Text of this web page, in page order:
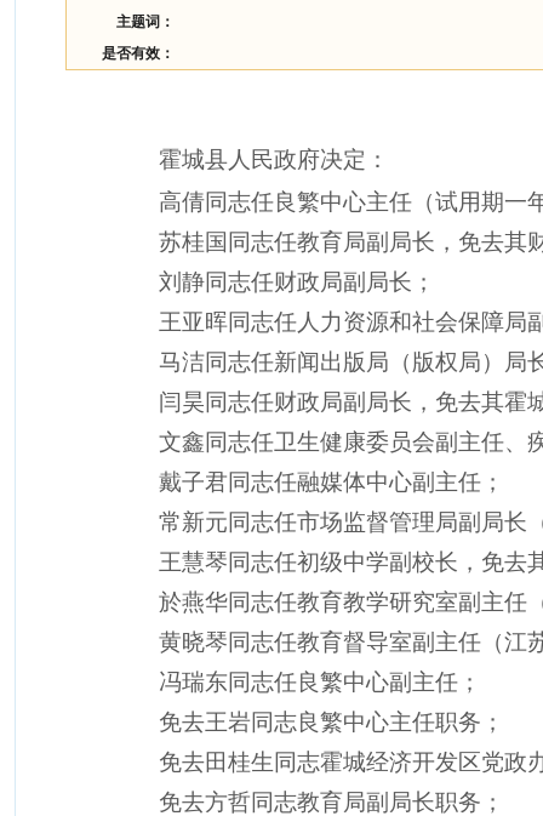
主题词：
是否有效：
霍城县人民政府决定：
高倩同志任良繁中心主任（试用期一
苏桂国同志任教育局副局长，免去其
刘静同志任财政局副局长；
王亚晖同志任人力资源和社会保障局
马洁同志任新闻出版局（版权局）局
闫昊同志任财政局副局长，免去其霍
文鑫同志任卫生健康委员会副主任、
戴子君同志任融媒体中心副主任；
常新元同志任市场监督管理局副局长
王慧琴同志任初级中学副校长，免去
於燕华同志任教育教学研究室副主任
黄晓琴同志任教育督导室副主任（江
冯瑞东同志任良繁中心副主任；
免去王岩同志良繁中心主任职务；
免去田桂生同志霍城经济开发区党政
免去方哲同志教育局副局长职务；